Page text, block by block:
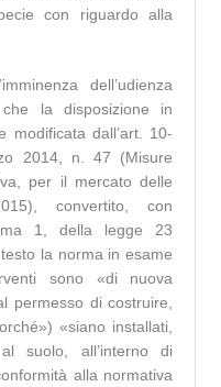
con riguardo alla
dell’udienza
la disposizione in
modificata dall’art. 10-
2014, n. 47 (Misure
per il mercato delle
convertito, con
1, della legge 23
la norma in esame
sono «di nuova
permesso di costruire,
«siano installati,
suolo, all’interno di
alla normativa